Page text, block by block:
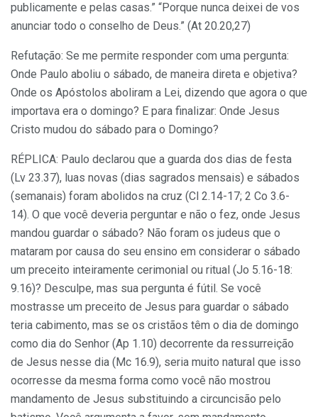
publicamente e pelas casas.” “Porque nunca deixei de vos
anunciar todo o conselho de Deus.” (At 20.20,27)
Refutação: Se me permite responder com uma pergunta:
Onde Paulo aboliu o sábado, de maneira direta e objetiva?
Onde os Apóstolos aboliram a Lei, dizendo que agora o que
importava era o domingo? E para finalizar: Onde Jesus
Cristo mudou do sábado para o Domingo?
RÉPLICA: Paulo declarou que a guarda dos dias de festa
(Lv 23.37), luas novas (dias sagrados mensais) e sábados
(semanais) foram abolidos na cruz (Cl 2.14-17; 2 Co 3.6-
14). O que você deveria perguntar e não o fez, onde Jesus
mandou guardar o sábado? Não foram os judeus que o
mataram por causa do seu ensino em considerar o sábado
um preceito inteiramente cerimonial ou ritual (Jo 5.16-18:
9.16)? Desculpe, mas sua pergunta é fútil. Se você
mostrasse um preceito de Jesus para guardar o sábado
teria cabimento, mas se os cristãos têm o dia de domingo
como dia do Senhor (Ap 1.10) decorrente da ressurreição
de Jesus nesse dia (Mc 16.9), seria muito natural que isso
ocorresse da mesma forma como você não mostrou
mandamento de Jesus substituindo a circuncisão pelo